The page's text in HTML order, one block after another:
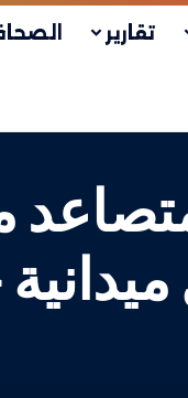
تقارير